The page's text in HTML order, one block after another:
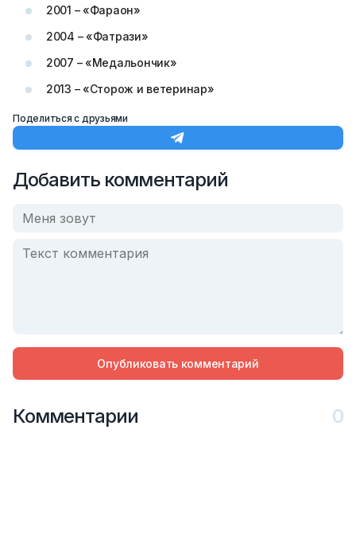
2001 – «Фараон»
2004 – «Фатрази»
2007 – «Медальончик»
2013 – «Сторож и ветеринар»
Поделиться с друзьями
Добавить комментарий
Опубликовать комментарий
Комментарии 0